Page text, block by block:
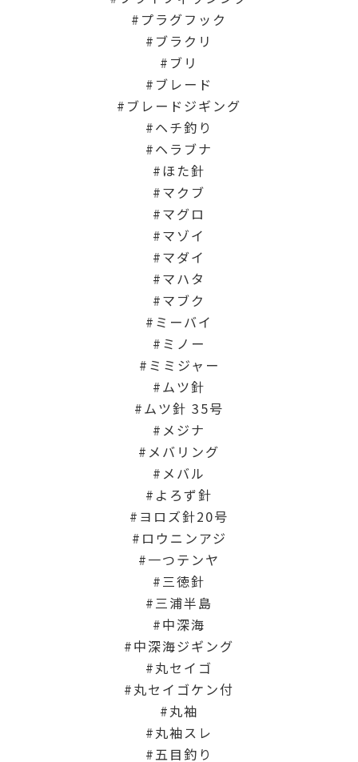
プラグフック
ブラクリ
ブリ
ブレード
ブレードジギング
ヘチ釣り
ヘラブナ
ほた針
マクブ
マグロ
マゾイ
マダイ
マハタ
マブク
ミーバイ
ミノー
ミミジャー
ムツ針
ムツ針 35号
メジナ
メバリング
メバル
よろず針
ヨロズ針20号
ロウニンアジ
一つテンヤ
三徳針
三浦半島
中深海
中深海ジギング
丸セイゴ
丸セイゴケン付
丸袖
丸袖スレ
五目釣り